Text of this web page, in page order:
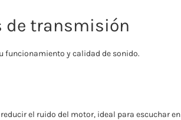
de transmisión
funcionamiento y calidad de sonido.
el ruido del motor, ideal para escuchar en